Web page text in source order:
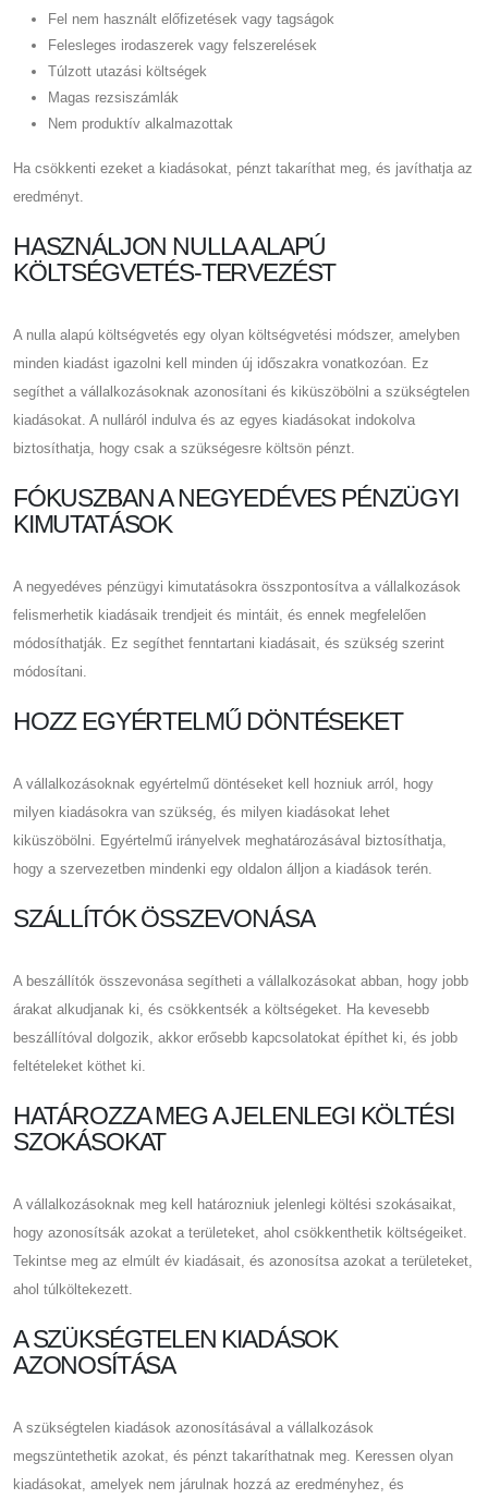
Fel nem használt előfizetések vagy tagságok
Felesleges irodaszerek vagy felszerelések
Túlzott utazási költségek
Magas rezsiszámlák
Nem produktív alkalmazottak
Ha csökkenti ezeket a kiadásokat, pénzt takaríthat meg, és javíthatja az
eredményt.
HASZNÁLJON NULLA ALAPÚ
KÖLTSÉGVETÉS-TERVEZÉST
A nulla alapú költségvetés egy olyan költségvetési módszer, amelyben
minden kiadást igazolni kell minden új időszakra vonatkozóan. Ez
segíthet a vállalkozásoknak azonosítani és kiküszöbölni a szükségtelen
kiadásokat. A nulláról indulva és az egyes kiadásokat indokolva
biztosíthatja, hogy csak a szükségesre költsön pénzt.
FÓKUSZBAN A NEGYEDÉVES PÉNZÜGYI
KIMUTATÁSOK
A negyedéves pénzügyi kimutatásokra összpontosítva a vállalkozások
felismerhetik kiadásaik trendjeit és mintáit, és ennek megfelelően
módosíthatják. Ez segíthet fenntartani kiadásait, és szükség szerint
módosítani.
HOZZ EGYÉRTELMŰ DÖNTÉSEKET
A vállalkozásoknak egyértelmű döntéseket kell hozniuk arról, hogy
milyen kiadásokra van szükség, és milyen kiadásokat lehet
kiküszöbölni. Egyértelmű irányelvek meghatározásával biztosíthatja,
hogy a szervezetben mindenki egy oldalon álljon a kiadások terén.
SZÁLLÍTÓK ÖSSZEVONÁSA
A beszállítók összevonása segítheti a vállalkozásokat abban, hogy jobb
árakat alkudjanak ki, és csökkentsék a költségeket. Ha kevesebb
beszállítóval dolgozik, akkor erősebb kapcsolatokat építhet ki, és jobb
feltételeket köthet ki.
HATÁROZZA MEG A JELENLEGI KÖLTÉSI
SZOKÁSOKAT
A vállalkozásoknak meg kell határozniuk jelenlegi költési szokásaikat,
hogy azonosítsák azokat a területeket, ahol csökkenthetik költségeiket.
Tekintse meg az elmúlt év kiadásait, és azonosítsa azokat a területeket,
ahol túlköltekezett.
A SZÜKSÉGTELEN KIADÁSOK
AZONOSÍTÁSA
A szükségtelen kiadások azonosításával a vállalkozások
megszüntethetik azokat, és pénzt takaríthatnak meg. Keressen olyan
kiadásokat, amelyek nem járulnak hozzá az eredményhez, és